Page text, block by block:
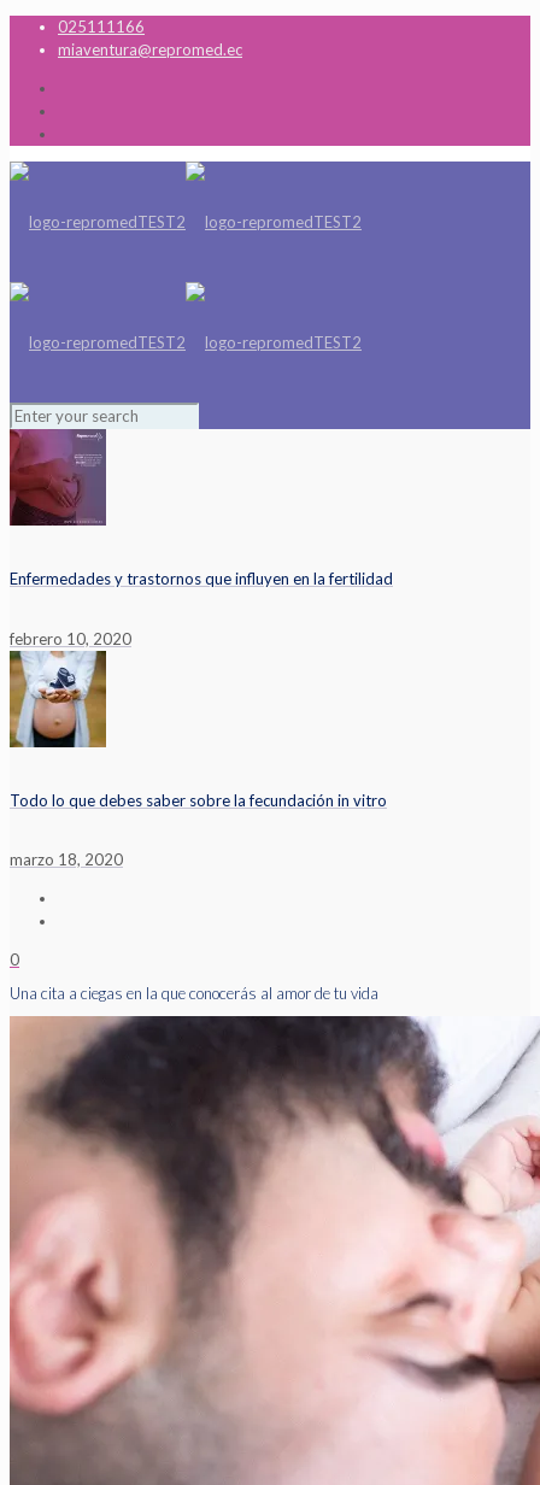
025111166
miaventura@repromed.ec
Enfermedades y trastornos que influyen en la fertilidad
febrero 10, 2020
Todo lo que debes saber sobre la fecundación in vitro
marzo 18, 2020
0
Una cita a ciegas en la que conocerás al amor de tu vida